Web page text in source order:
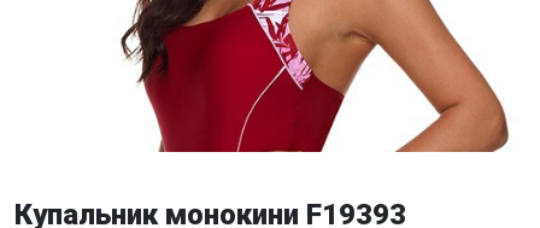
Купальник монокини F19393